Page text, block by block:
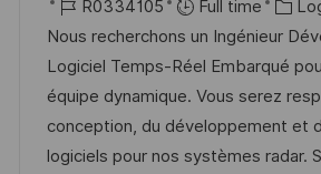
g
s
o
c
a
l
i
s
a
t
e
d
’
a
R
é
f
é
r
e
R0334105 Full time
C
a
t
é
g
o
Nous recherchons un Ingénieur
Logiciel Temps-Réel Embarqué
équipe dynamique. Vous serez
conception, du développement et
logiciels pour nos systèmes radar.